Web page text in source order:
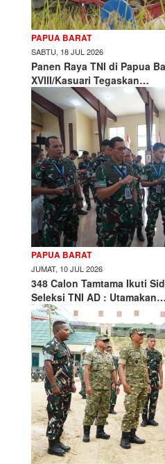
PAPUA BARAT
SABTU, 18 JUL 2026
Panen Raya TNI di Papua
XVIII/Kasuari Tegaskan…
PAPUA BARAT
JUMAT, 10 JUL 2026
348 Calon Tamtama Ikuti
Seleksi TNI AD : Utamakan…